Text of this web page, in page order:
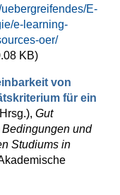
E-
e-learning-
oer/
KB)
von
für ein
, Gut
und
Studiums in